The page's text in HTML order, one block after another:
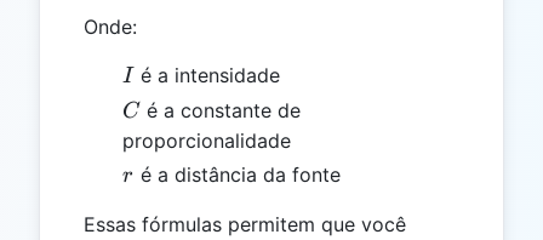
Onde:
I
Ié a intensidade
C
C é a constante de
proporcionalidade
r
r é a distância da fonte
Essas fórmulas permitem que você